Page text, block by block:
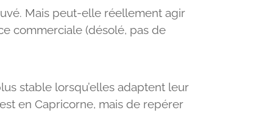
Mais peut-elle réellement agir
commerciale (désolé, pas de
stable lorsqu’elles adaptent leur
en Capricorne, mais de repérer